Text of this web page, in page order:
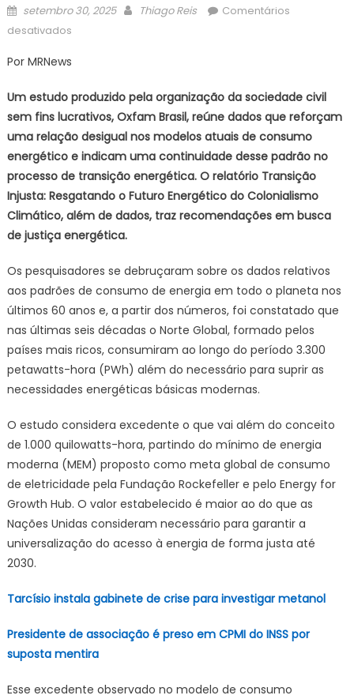
Posted
on
setembro 30, 2025 Author
Thiago Reis
Comentários
desativadosem
mostra
no
processo
de
transição
energética
Por MRNews
Um estudo produzido pela organização da sociedade civil
sem fins lucrativos, Oxfam Brasil, reúne dados que reforçam
uma relação desigual nos modelos atuais de consumo
energético e indicam uma continuidade desse padrão no
processo de transição energética. O relatório Transição
Injusta: Resgatando o Futuro Energético do Colonialismo
Climático, além de dados, traz recomendações em busca
de justiça energética.
Os pesquisadores se debruçaram sobre os dados relativos
aos padrões de consumo de energia em todo o planeta nos
últimos 60 anos e, a partir dos números, foi constatado que
nas últimas seis décadas o Norte Global, formado pelos
países mais ricos, consumiram ao longo do período 3.300
petawatts-hora (PWh) além do necessário para suprir as
necessidades energéticas básicas modernas.
O estudo considera excedente o que vai além do conceito
de 1.000 quilowatts-hora, partindo do mínimo de energia
moderna (MEM) proposto como meta global de consumo
de eletricidade pela Fundação Rockefeller e pelo Energy for
Growth Hub. O valor estabelecido é maior ao do que as
Nações Unidas consideram necessário para garantir a
universalização do acesso à energia de forma justa até
2030.
Tarcísio instala gabinete de crise para investigar metanol
Presidente de associação é preso em CPMI do INSS por
suposta mentira
Esse excedente observado no modelo de consumo